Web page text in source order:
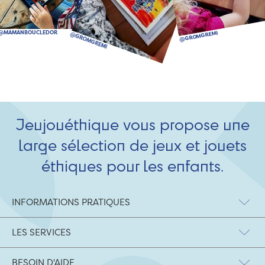
Jeujouéthique vous propose une
large sélection de jeux et jouets
éthiques pour les enfants.
INFORMATIONS PRATIQUES
LES SERVICES
BESOIN D'AIDE